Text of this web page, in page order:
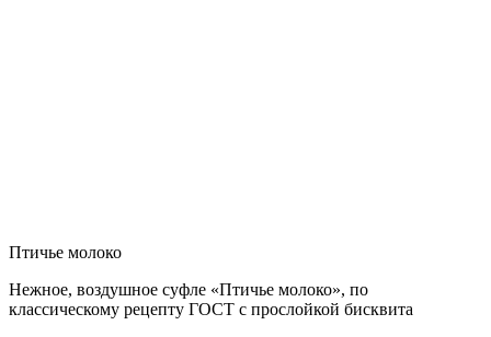
Птичье молоко
Нежное, воздушное суфле «Птичье молоко», по
классическому рецепту ГОСТ с прослойкой бисквита